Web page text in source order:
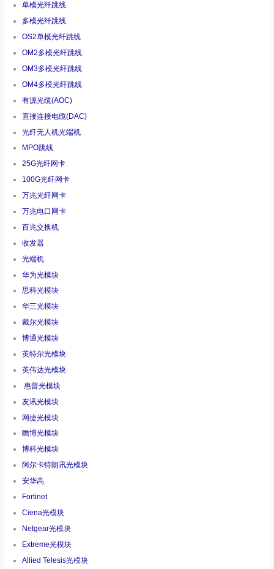
单模光纤跳线
多模光纤跳线
OS2单模光纤跳线
OM2多模光纤跳线
OM3多模光纤跳线
OM4多模光纤跳线
有源光缆(AOC)
直接连接电缆(DAC)
光纤无人机光端机
MPO跳线
25G光纤网卡
100G光纤网卡
万兆光纤网卡
万兆电口网卡
百兆交换机
收发器
光端机
华为光模块
思科光模块
华三光模块
戴尔光模块
博通光模块
英特尔光模块
英伟达光模块
惠普光模块
友讯光模块
网捷光模块
瞻博光模块
博科光模块
阿尔卡特朗讯光模块
安华高
Fortinet
Ciena光模块
Netgear光模块
Extreme光模块
Allied Telesis光模块